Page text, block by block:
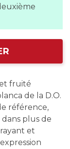
fruité
de la D.O.
référence,
plus de
et